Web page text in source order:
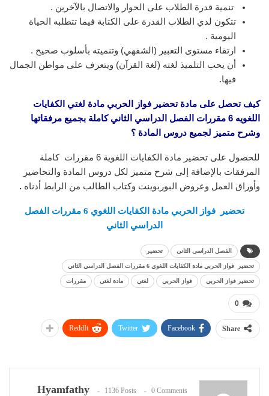
تنمية قدرة الطلاب على الحوار والاتصال بالآخرين .
تتكون لدي الطلاب القدرة على الكتابة فيما تتطلبه الحياة
اليومية .
ارتقاء مستوى التعبير (الشفهي) وتنميته بأسلوب صحيح .
أن يحب التلميذ لغته (لغة القرآن) ويتعرف على مواطن الجمال
فيها.
كيف تحصل على مادة تحضير فواز الحربي مادة لغتي الكفايات
اللغويه 6 مقررات الفصل الدراسي الثاني
كاملة بجميع مرفقاتها
وشرح متميز لجميع دروس المادة ؟
للحصول على تحضير مادة الكفايات اللغوية 6 مقررات كاملة
المرفقات بالإضافة إلى شرح متميز لكل دروس المادة والتحاضير
وأوراق العمل وعروض البوربوينت وكتاب الطالب من الرابط أدناه .
تحضير فواز الحربي
مادة الكفايات اللغوي 6 مقررات الفصل
الدراسي الثاني
الفصل الدراسى الثانى تحضير
تحضير فواز الحربي مادة الكفايات اللغوي 6 مقررات الفصل الدراسي الثاني
تحضير فواز الحربي فواز الحربي لغتي مادة لغتى مقررات
0
Share
Facebook
Twitter
ReddIt
Hyamfathy 1136 Posts 0 Comments